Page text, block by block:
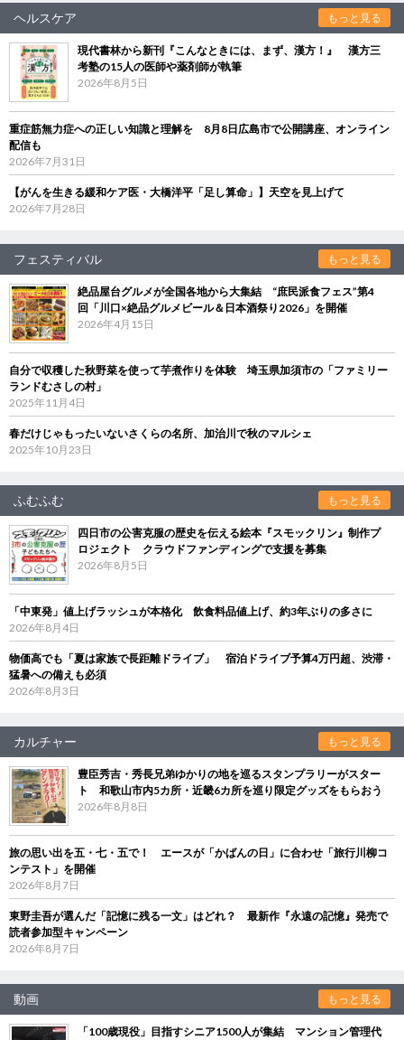
ヘルスケア もっと見る
現代書林から新刊『こんなときには、まず、漢方！』 漢方三
考塾の15人の医師や薬剤師が執筆
2026年8月5日
重症筋無力症への正しい知識と理解を 8月8日広島市で公開講座、オンライン
配信も
2026年7月31日
【がんを生きる緩和ケア医・大橋洋平「足し算命」】天空を見上げて
2026年7月28日
フェスティバル もっと見る
絶品屋台グルメが全国各地から大集結 “庶民派食フェス”第4
回「川口×絶品グルメビール＆日本酒祭り2026」を開催
2026年4月15日
自分で収穫した秋野菜を使って芋煮作りを体験 埼玉県加須市の「ファミリー
ランドむさしの村」
2025年11月4日
春だけじゃもったいないさくらの名所、加治川で秋のマルシェ
2025年10月23日
ふむふむ もっと見る
四日市の公害克服の歴史を伝える絵本『スモックリン』制作プ
ロジェクト クラウドファンディングで支援を募集
2026年8月5日
「中東発」値上げラッシュが本格化 飲食料品値上げ、約3年ぶりの多さに
2026年8月4日
物価高でも「夏は家族で長距離ドライブ」 宿泊ドライブ予算4万円超、渋滞・
猛暑への備えも必須
2026年8月3日
カルチャー もっと見る
豊臣秀吉・秀長兄弟ゆかりの地を巡るスタンプラリーがスター
ト 和歌山市内5カ所・近畿6カ所を巡り限定グッズをもらおう
2026年8月8日
旅の思い出を五・七・五で！ エースが「かばんの日」に合わせ「旅行川柳コ
ンテスト」を開催
2026年8月7日
東野圭吾が選んだ「記憶に残る一文」はどれ？ 最新作『永遠の記憶』発売で
読者参加型キャンペーン
2026年8月7日
動画 もっと見る
「100歳現役」目指すシニア1500人が集結 マンション管理代